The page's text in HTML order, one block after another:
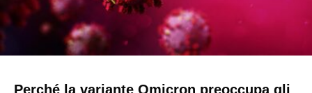
Perché la variante Omicron preoccupa gli